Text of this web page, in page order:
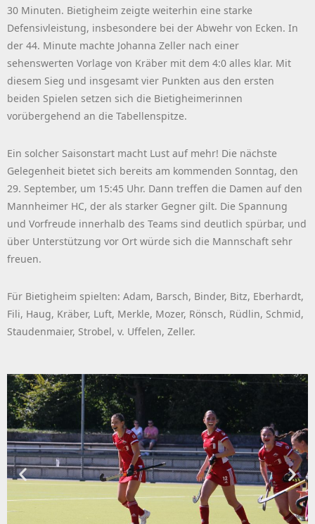
30 Minuten. Bietigheim zeigte weiterhin eine starke
Defensivleistung, insbesondere bei der Abwehr von Ecken. In
der 44. Minute machte Johanna Zeller nach einer
sehenswerten Vorlage von Kräber mit dem 4:0 alles klar. Mit
diesem Sieg und insgesamt vier Punkten aus den ersten
beiden Spielen setzen sich die Bietigheimerinnen
vorübergehend an die Tabellenspitze.
Ein solcher Saisonstart macht Lust auf mehr! Die nächste
Gelegenheit bietet sich bereits am kommenden Sonntag, den
29. September, um 15:45 Uhr. Dann treffen die Damen auf den
Mannheimer HC, der als starker Gegner gilt. Die Spannung
und Vorfreude innerhalb des Teams sind deutlich spürbar, und
über Unterstützung vor Ort würde sich die Mannschaft sehr
freuen.
Für Bietigheim spielten: Adam, Barsch, Binder, Bitz, Eberhardt,
Fili, Haug, Kräber, Luft, Merkle, Mozer, Rönsch, Rüdlin, Schmid,
Staudenmaier, Strobel, v. Uffelen, Zeller.